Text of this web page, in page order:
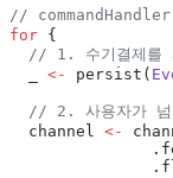
//
for {
// 1. 수기결제를
<- persist(
// 2. 사용자가
  channel
<-